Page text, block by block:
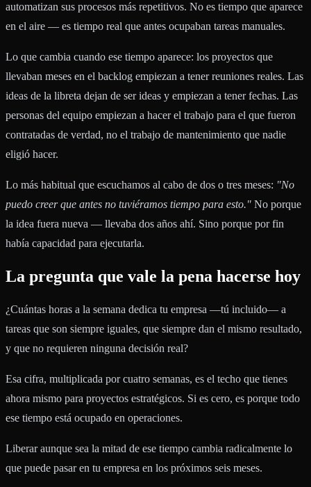
automatizan sus procesos más repetitivos. No es tiempo que aparece
en el aire — es tiempo real que antes ocupaban tareas manuales.
Lo que cambia cuando ese tiempo aparece: los proyectos que
llevaban meses en el backlog empiezan a tener reuniones reales. Las
ideas de la libreta dejan de ser ideas y empiezan a tener fechas. Las
personas del equipo empiezan a hacer el trabajo para el que fueron
contratadas de verdad, no el trabajo de mantenimiento que nadie
eligió hacer.
Lo más habitual que escuchamos al cabo de dos o tres meses: "No
puedo creer que antes no tuviéramos tiempo para esto." No porque
la idea fuera nueva — llevaba dos años ahí. Sino porque por fin
había capacidad para ejecutarla.
La pregunta que vale la pena hacerse hoy
¿Cuántas horas a la semana dedica tu empresa —tú incluido— a
tareas que son siempre iguales, que siempre dan el mismo resultado,
y que no requieren ninguna decisión real?
Esa cifra, multiplicada por cuatro semanas, es el techo que tienes
ahora mismo para proyectos estratégicos. Si es cero, es porque todo
ese tiempo está ocupado en operaciones.
Liberar aunque sea la mitad de ese tiempo cambia radicalmente lo
que puede pasar en tu empresa en los próximos seis meses.